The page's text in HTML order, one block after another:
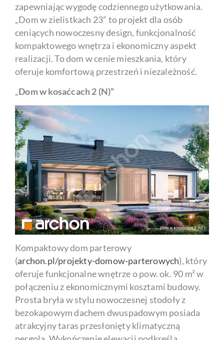
zapewniając wygodę codziennego użytkowania.
„Dom w zielistkach 23” to projekt dla osób
ceniących nowoczesny design, funkcjonalność
kompaktowego wnętrza i ekonomiczny aspekt
realizacji. To dom w cenie mieszkania, który
oferuje komfortową przestrzeń i niezależność.
„Dom w kosaćcach 2 (N)”
Kompaktowy dom parterowy
(archon.pl/projekty-domow-parterowych), który
oferuje funkcjonalne wnętrze o pow. ok. 90 m² w
połączeniu z ekonomicznymi kosztami budowy.
Prosta bryła w stylu nowoczesnej stodoły z
bezokapowym dachem dwuspadowym posiada
atrakcyjny taras przesłonięty klimatyczną